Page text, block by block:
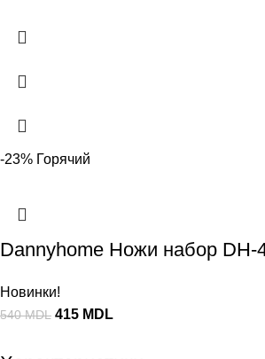
-23% Горячий
Dannyhome Ножи набор DH-
Новинки!
540MDL 415 MDL